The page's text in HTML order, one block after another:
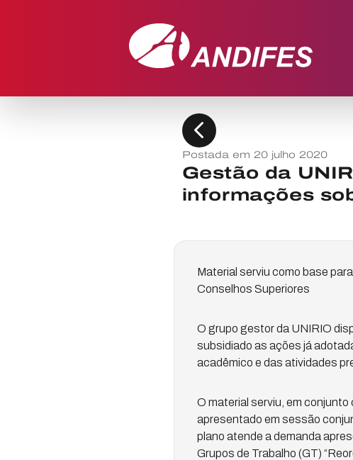
chevron_left
Postada em 20 julho 2020
Gestão da
informações
Material serviu como base
Conselhos Superiores
O grupo gestor da UNIRIO
subsidiado as ações já
acadêmico e das atividades
O material serviu, em
apresentado em sessão
plano atende a demanda
Grupos de Trabalho (GT)